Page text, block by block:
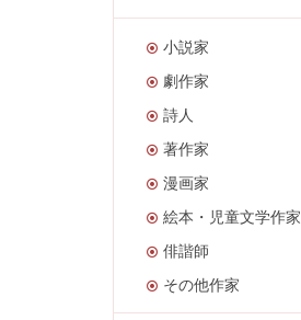
小説家
劇作家
詩人
著作家
漫画家
絵本・児童文学作家
俳諧師
その他作家